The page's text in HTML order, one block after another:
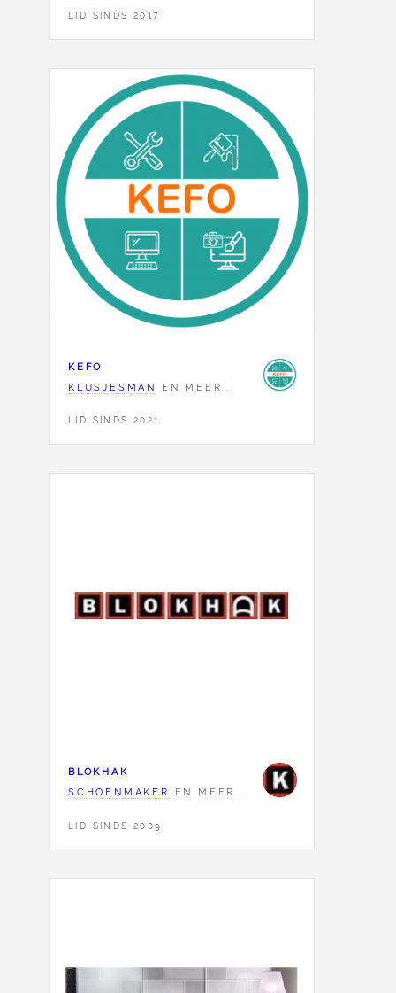
LID SINDS 2017
KEFO
KLUSJESMAN
EN MEER...
LID SINDS 2021
BLOKHAK
SCHOENMAKER
EN MEER...
LID SINDS 2009